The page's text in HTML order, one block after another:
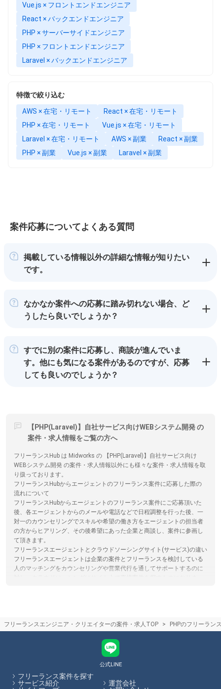
Vue.js × フロントエンドエンジニア
React × バックエンドエンジニア
PHP × サーバーサイドエンジニア
PHP × フロントエンドエンジニア
Laravel × バックエンドエンジニア
特徴で絞り込む
AWS × 在宅・リモート
React × 在宅・リモート
PHP × 在宅・リモート
Vue.js × 在宅・リモート
Laravel × 在宅・リモート
AWS × 副業
React × 副業
PHP × 副業
Vue.js × 副業 Laravel × 副業
案件応募についてよくある質問
掲載している情報以外の詳細な情報が知りたい
です。
なかなか案件への応募に踏み切れない場合、ど
うしたら良いでしょうか？
すでに別の案件に応募し、商談が進んでいま
す。他にも気になる案件があるのですが、応募
しても良いのでしょうか？
【PHP(Laravel)】自社サービス向けWEBシステム開発 の
案件・求人情報をご覧の方へ
フリーランスHub は Midworks の 【PHP(Laravel)】自社サービス向け
WEBシステム開発 の案件・求人情報以外にも様々な案件・求人情報を取
り扱っております。
フリーランスHubからエージェントのフリーランス案件に応募した際の
流れについて
フリーランスHubからエージェントのフリーランス案件にご応募頂いた
後、各エージェントからのメールや電話などで日程調整を行った後、一
対一のカウンセリングでスキルや希望の働き方をエージェントの担当者
の方からヒアリング、その後希望にあった企業と商談し、案件に参画し
て頂きます。
フリーランスエージェントとクラウドソーシングサイト(サービス)の違い
フリーランスエージェントは企業の案件とフリーランスを検討している
人のマッチングをカウンセリングや営業代行を通してサポートするのに
フリーランスエージェントはエンジニア未経験の場合、フリーランス案
正直なところ、エンジニア未経験の場合、独学でプログラミングを学習
していたとしてもフリーランスとして案件に参画するのは難しい可能性
が高いと言えるでしょう。まずは組織に所属し、エンジニアとしての実
務経験を積んでからフリーランスとしての働き方を検討するのがおすす
めです。フリーランスHubではエンジニア向けの記事を多数掲載してい
フリーランスエンジニア・クリエイターの案件・求人TOP PHPのフリーラン
公式LINE
フリーランス案件を探す
サービス紹介
運営会社